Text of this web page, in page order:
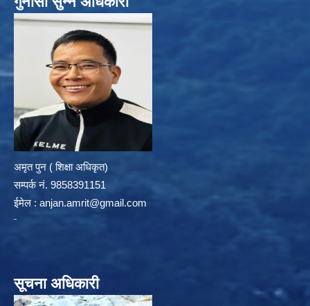
अमृत पुन ( शिक्षा अधिकृत)
सम्पर्क न‌ं. 9858391151
ईमेल : anjan.amrit@gmail.com
सूचना अधिकारी